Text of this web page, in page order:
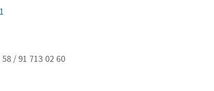
/ 91 713 02 60